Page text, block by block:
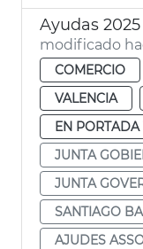
modificado
COMERCIO
VALENCIA
EN PORTADA
JUNTA
JUNTA
SANTIAGO
AJUDES